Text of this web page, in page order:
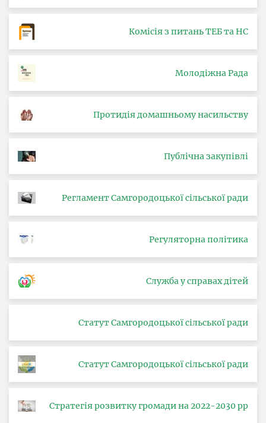
Комісія з питань ТЕБ та НС
Молодіжна Рада
Протидія домашньому насильству
Публічна закупівлі
Регламент Самгородоцької сільської ради
Регуляторна політика
Служба у справах дітей
Статут Самгородоцької сільської ради
Статут Самгородоцької сільської ради
Стратегія розвитку громади на 2022-2030 рр